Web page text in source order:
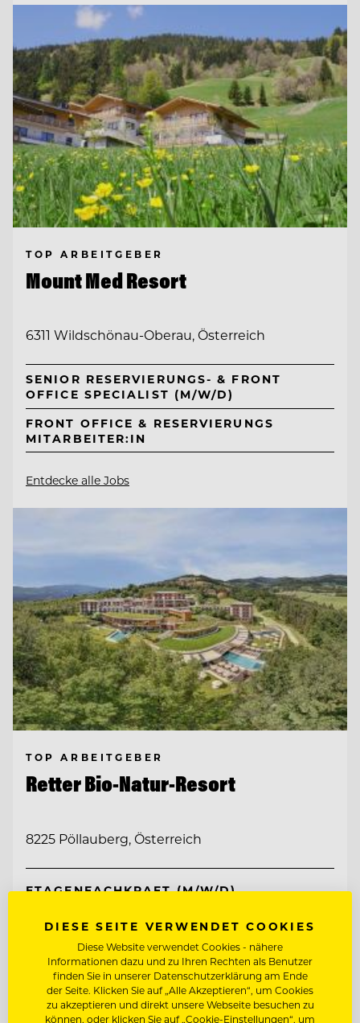
TOP ARBEITGEBER
Mount Med Resort
6311 Wildschönau-Oberau, Österreich
SENIOR RESERVIERUNGS- & FRONT
OFFICE SPECIALIST (M/W/D)
FRONT OFFICE & RESERVIERUNGS
MITARBEITER:IN
Entdecke alle Jobs
TOP ARBEITGEBER
Retter Bio-Natur-Resort
8225 Pöllauberg, Österreich
ETAGENFACHKRAFT (M/W/D)
CHEF DE RANG MIT BAR- & ABENDDIENST
(M/W/D)
Entdecke alle Jobs
DIESE SEITE VERWENDET COOKIES
Diese Website verwendet Cookies - nähere
Informationen dazu und zu Ihren Rechten als Benutzer
finden Sie in unserer Datenschutzerklärung am Ende
der Seite. Klicken Sie auf „Alle Akzeptieren“, um Cookies
zu akzeptieren und direkt unsere Webseite besuchen zu
können, oder klicken Sie auf „Cookie-Einstellungen“, um